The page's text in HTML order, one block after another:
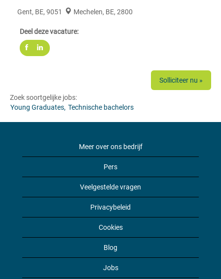
Gent, BE, 9051 Mechelen, BE, 2800
Deel deze vacature:
Solliciteer nu »
Zoek soortgelijke jobs:
Young Graduates, Technische bachelors
Meer over ons bedrijf
Pers
Veelgestelde vragen
Privacybeleid
Cookies
Blog
Jobs